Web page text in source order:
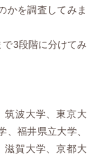
かを調査してみま
3段階に分けてみ
筑波大学、東京大
福井県立大学、
滋賀大学、京都大